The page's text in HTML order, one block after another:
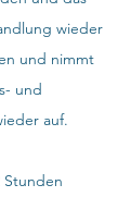
wieder
und nimmt
und
auf.
Stunden